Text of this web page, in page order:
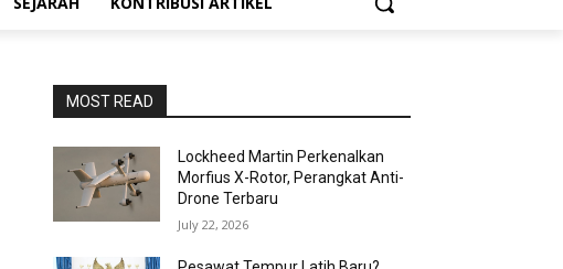
MOST READ
Lockheed Martin Perkenalkan
Morfius X-Rotor, Perangkat Anti-
Drone Terbaru
July 22, 2026